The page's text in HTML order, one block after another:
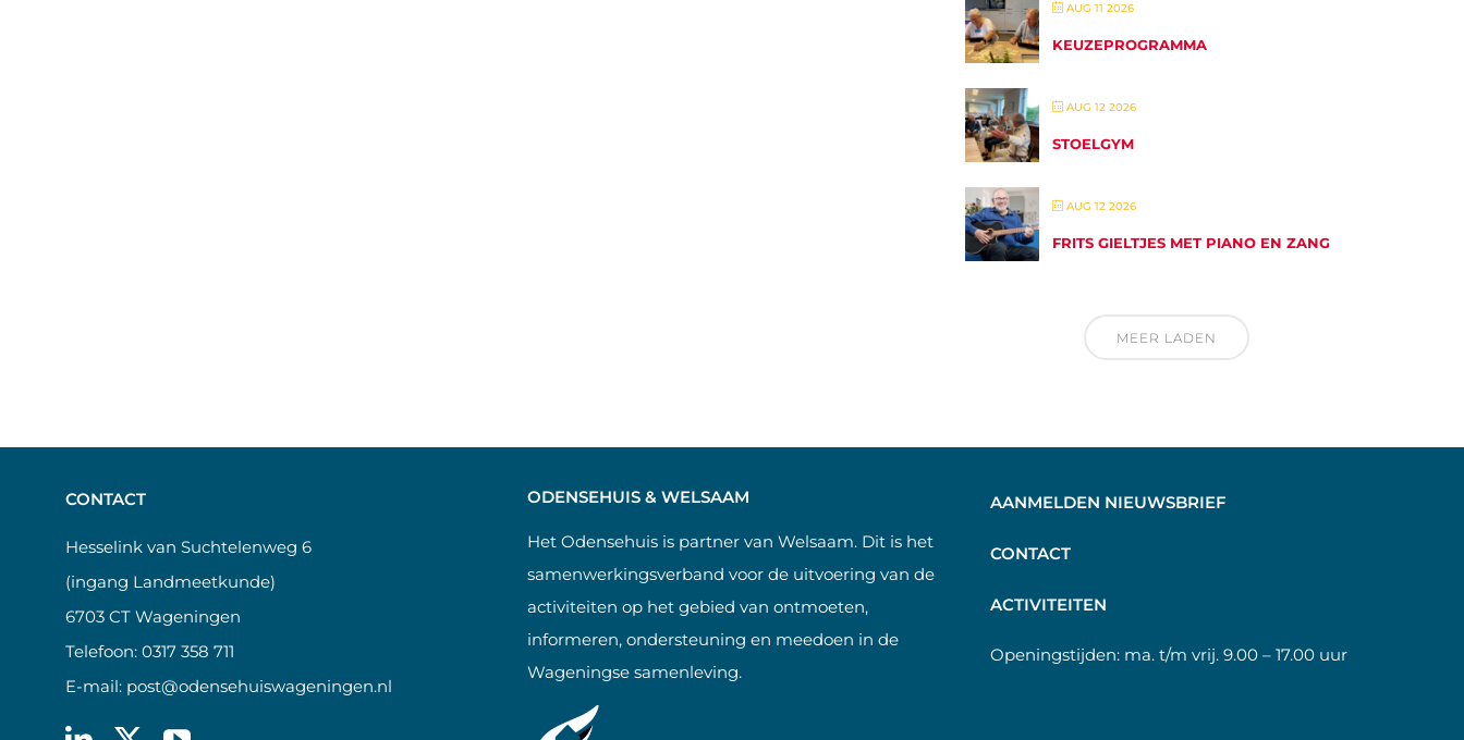
AUG 11 2026
KEUZEPROGRAMMA
AUG 12 2026
STOELGYM
AUG 12 2026
FRITS GIELTJES MET PIANO EN ZANG
MEER LADEN
CONTACT
Hesselink van Suchtelenweg 6
(ingang Landmeetkunde)
6703 CT Wageningen
Telefoon: 0317 358 711
E-mail: post@odensehuiswageningen.nl
ODENSEHUIS & WELSAAM
Het Odensehuis is partner van Welsaam. Dit is het
samenwerkingsverband voor de uitvoering van de
activiteiten op het gebied van ontmoeten,
informeren, ondersteuning en meedoen in de
Wageningse samenleving.
AANMELDEN NIEUWSBRIEF
CONTACT
ACTIVITEITEN
Openingstijden: ma. t/m vrij. 9.00 – 17.00 uur